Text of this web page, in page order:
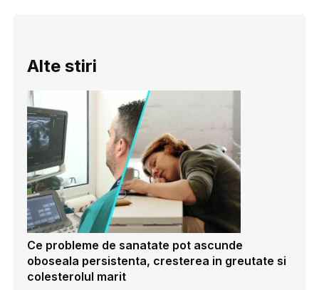
Alte stiri
Ce probleme de sanatate pot ascunde
oboseala persistenta, cresterea in greutate si
colesterolul marit